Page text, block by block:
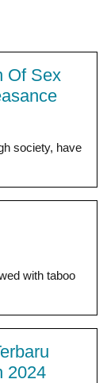
Of Sex
society, have
with taboo
2024